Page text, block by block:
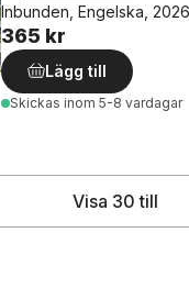
Inbunden, Engelska, 2026
365 kr
Lägg till
Skickas inom 5-8 vardagar
Visa 30 till